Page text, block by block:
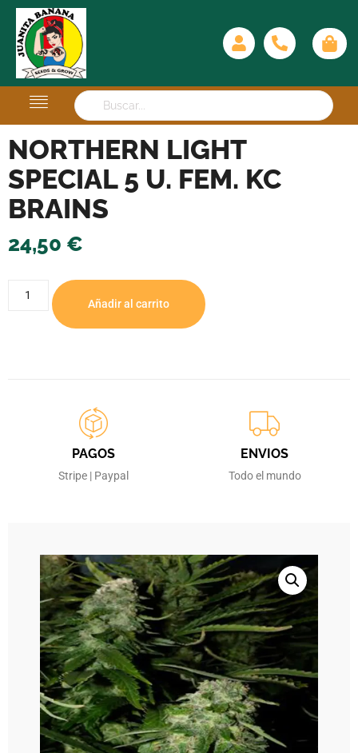
NORTHERN LIGHT
SPECIAL 5 U. FEM. KC
BRAINS
24,50 €
Añadir al carrito
PAGOS
Stripe | Paypal
ENVIOS
Todo el mundo